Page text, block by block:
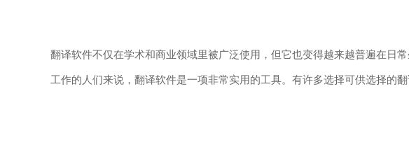
翻译软件不仅在学术和商业领域里被广泛使用，但它也变得越来越普遍在日
工作的人们来说，翻译软件是一项非常实用的工具。有许多选择可供选择的